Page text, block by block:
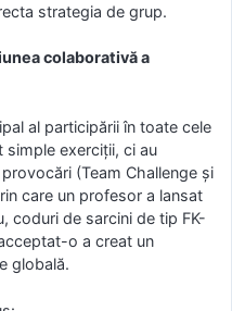
strategia de grup.
colaborativă a
al participării în toate cele
simple exerciții, ci au
(Team Challenge și
care un profesor a lansat
coduri de sarcini de tip FK-
o a creat un
globală.